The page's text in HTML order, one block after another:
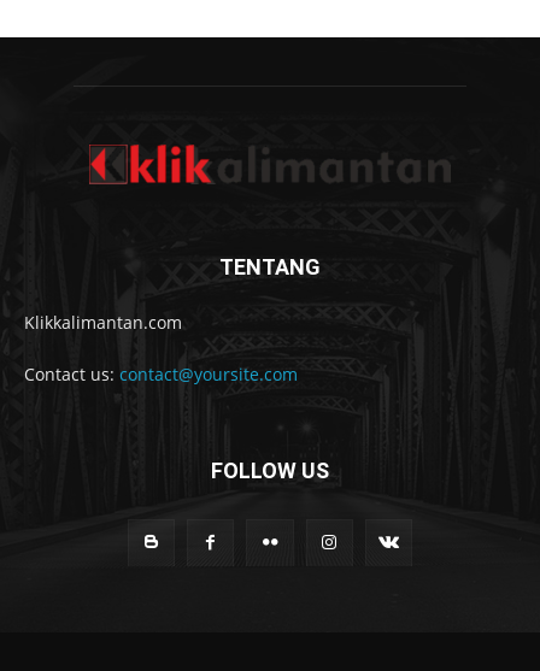
TENTANG
Klikkalimantan.com
Contact us: contact@yoursite.com
FOLLOW US